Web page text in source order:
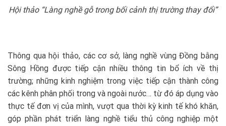
Hội thảo “Làng nghề gỗ trong bối cảnh thị trường thay đổi”
Thông qua hội thảo, các cơ sở, làng nghề vùng Đồng bằng
Sông Hồng được tiếp cận nhiều thông tin bổ ích về thị
trường; những kinh nghiệm trong việc tiếp cận thành công
các kênh phân phối trong và ngoài nước… từ đó áp dụng vào
thực tế đơn vị của mình, vượt qua thời kỳ kinh tế khó khăn,
góp phần phát triển làng nghề tiểu thủ công nghiệp một